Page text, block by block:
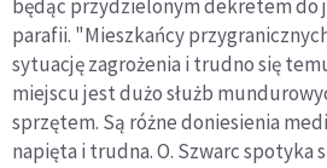
będąc przydzielonym dekretem do
parafii. "Mieszkańcy
sytuację zagrożenia i trudno się
miejscu jest dużo służb
sprzętem. Są różne doniesienia
napięta i trudna. O. Szwarc spotyka